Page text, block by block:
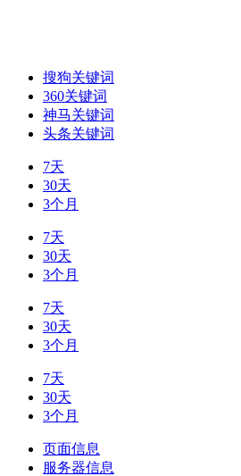
搜狗关键词
360关键词
神马关键词
头条关键词
7天
30天
3个月
7天
30天
3个月
7天
30天
3个月
7天
30天
3个月
页面信息
服务器信息